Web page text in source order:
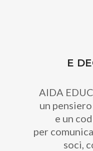
E
AIDA
un
e un
per
soci,